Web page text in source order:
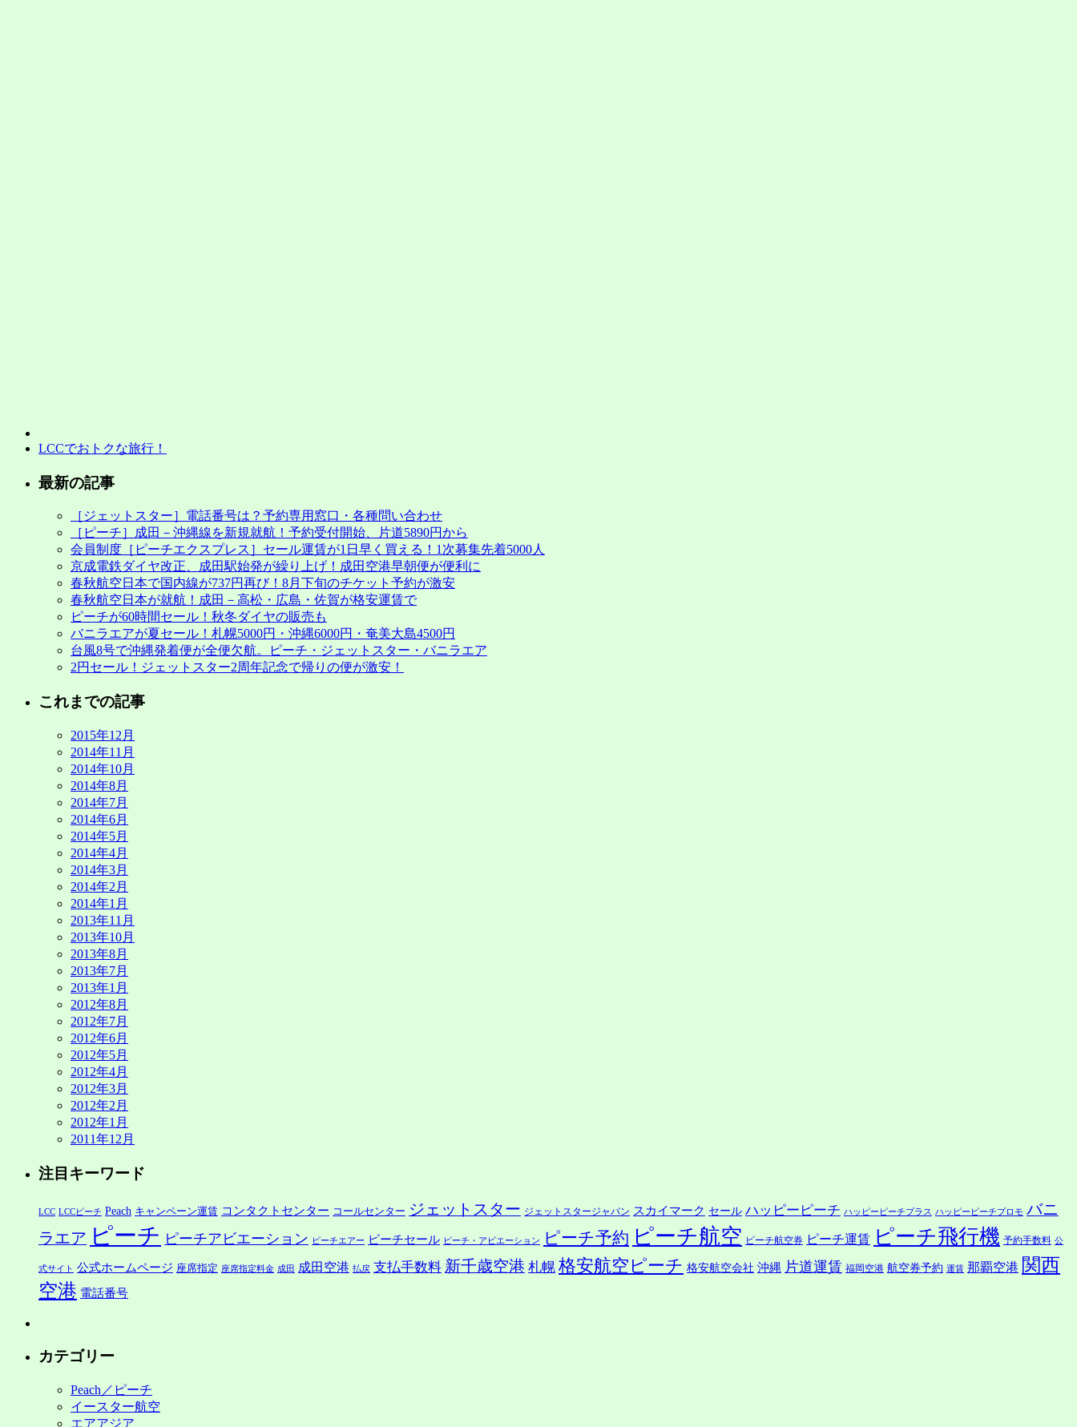
LCCでおトクな旅行！
最新の記事
［ジェットスター］電話番号は？予約専用窓口・各種問い合わせ
［ピーチ］成田－沖縄線を新規就航！予約受付開始、片道5890円から
会員制度［ピーチエクスプレス］セール運賃が1日早く買える！1次募集先着5000人
京成電鉄ダイヤ改正、成田駅始発が繰り上げ！成田空港早朝便が便利に
春秋航空日本で国内線が737円再び！8月下旬のチケット予約が激安
春秋航空日本が就航！成田－高松・広島・佐賀が格安運賃で
ピーチが60時間セール！秋冬ダイヤの販売も
バニラエアが夏セール！札幌5000円・沖縄6000円・奄美大島4500円
台風8号で沖縄発着便が全便欠航。ピーチ・ジェットスター・バニラエア
2円セール！ジェットスター2周年記念で帰りの便が激安！
これまでの記事
2015年12月
2014年11月
2014年10月
2014年8月
2014年7月
2014年6月
2014年5月
2014年4月
2014年3月
2014年2月
2014年1月
2013年11月
2013年10月
2013年8月
2013年7月
2013年1月
2012年8月
2012年7月
2012年6月
2012年5月
2012年4月
2012年3月
2012年2月
2012年1月
2011年12月
注目キーワード
LCC LCCピーチ Peach キャンペーン運賃 コンタクトセンター コールセンター ジェットスター ジェットスタージャパン スカイマーク セール ハッピーピーチ ハッピーピーチプラス ハッピーピーチプロモ バニ
ラエア ピーチ ピーチアビエーション ピーチエアー ピーチセール ピーチ・アビエーション ピーチ予約 ピーチ航空 ピーチ航空券 ピーチ運賃 ピーチ飛行機 予約手数料 公
式サイト 公式ホームページ 座席指定 座席指定料金 成田 成田空港 払戻 支払手数料 新千歳空港 札幌 格安航空ピーチ 格安航空会社 沖縄 片道運賃 福岡空港 航空券予約 運賃 那覇空港 関西
空港 電話番号
カテゴリー
Peach／ピーチ
イースター航空
エアアジア